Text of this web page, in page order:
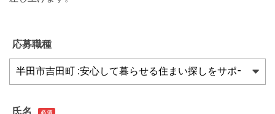
応募職種
氏名 必須